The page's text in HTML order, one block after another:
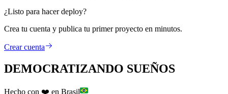
¿Listo para hacer deploy?
Crea tu cuenta y publica tu primer proyecto en minutos.
Crear cuenta
DEMOCRATIZANDO SUEÑOS
Hecho con ❤️ en Brasil